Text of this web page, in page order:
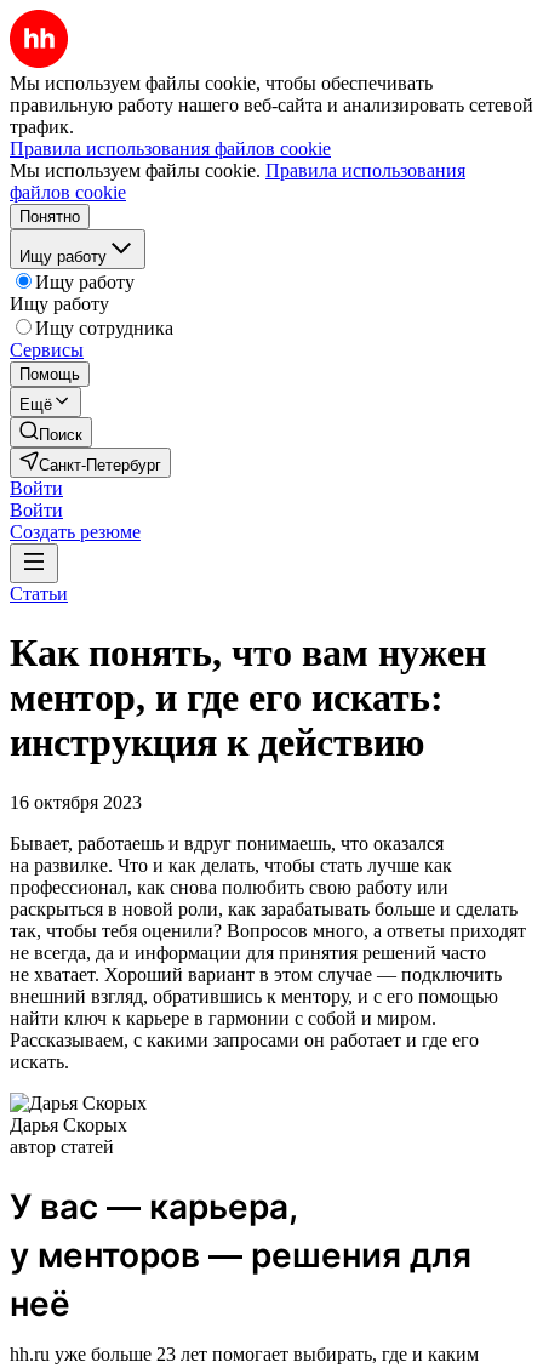
Мы используем файлы cookie, чтобы обеспечивать
правильную работу нашего веб-сайта и анализировать сетевой
трафик.
Правила использования файлов cookie
Мы используем файлы cookie. Правила использования
файлов cookie
Понятно
Ищу работу
Ищу работу
Ищу работу
Ищу сотрудника
Сервисы
Помощь
Ещё
Поиск
Санкт-Петербург
Войти
Войти
Создать резюме
Статьи
Как понять, что вам нужен
ментор, и где его искать:
инструкция к действию
16 октября 2023
Бывает, работаешь и вдруг понимаешь, что оказался
на развилке. Что и как делать, чтобы стать лучше как
профессионал, как снова полюбить свою работу или
раскрыться в новой роли, как зарабатывать больше и сделать
так, чтобы тебя оценили? Вопросов много, а ответы приходят
не всегда, да и информации для принятия решений часто
не хватает. Хороший вариант в этом случае — подключить
внешний взгляд, обратившись к ментору, и с его помощью
найти ключ к карьере в гармонии с собой и миром.
Рассказываем, с какими запросами он работает и где его
искать.
Дарья Скорых
автор статей
У вас — карьера,
у менторов — решения для
неё
hh.ru уже больше 23 лет помогает выбирать, где и каким